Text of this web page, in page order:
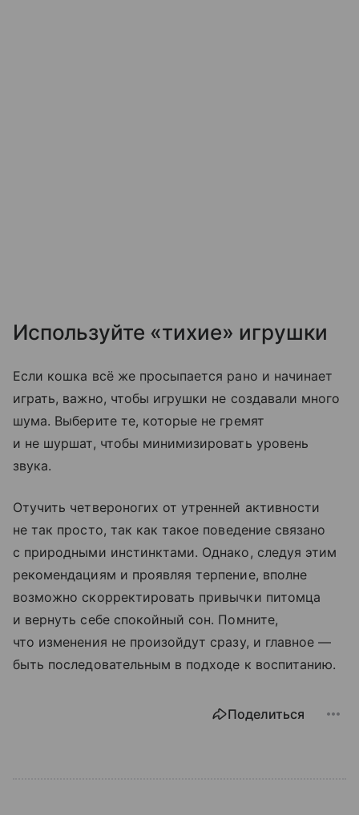
Используйте «тихие» игрушки
Если кошка всё же просыпается рано и начинает
играть, важно, чтобы игрушки не создавали много
шума. Выберите те, которые не гремят
и не шуршат, чтобы минимизировать уровень
звука.
Отучить четвероногих от утренней активности
не так просто, так как такое поведение связано
с природными инстинктами. Однако, следуя этим
рекомендациям и проявляя терпение, вполне
возможно скорректировать привычки питомца
и вернуть себе спокойный сон. Помните,
что изменения не произойдут сразу, и главное —
быть последовательным в подходе к воспитанию.
Поделиться